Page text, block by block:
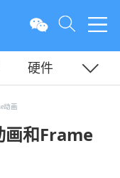
硬件
动画
和Frame